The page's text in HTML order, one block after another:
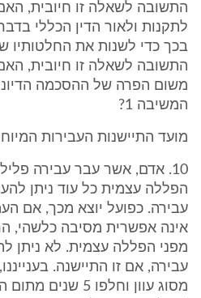
לתקנות ולאור הדין הכללי
בכך כדי לשנות את החלטותיו
התשובה לשאלה זו חיובית,
משום הפרה של ההסכמה
המשיבה 1?
מועד התיישנות העבירות
10. אדם, אשר עבר עבירה
הפללה עצמית כל עוד ניתן
עבירה. כפועל יוצא מכך, אם
אינה אפשרית מסיבה כלשהי,
מפני הפללה עצמית. לא ניתן
עבירה, אם זו התיישנה.
מסוג עוון וחלפו 5